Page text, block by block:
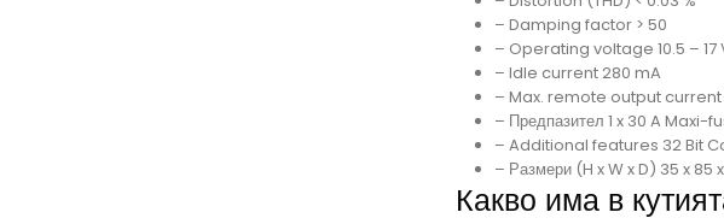
– Damping factor > 50
– Operating voltage 10.5 –
– Idle current 280 mA
– Max. remote output current
– Предпазител 1 x 30 A Maxi-
– Additional features 32 Bit
– Размери (H x W x D) 35 x 85
Какво има в